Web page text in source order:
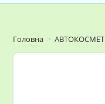
Головна >